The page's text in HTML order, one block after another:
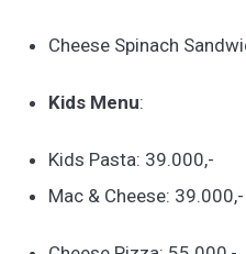
Cheese Spinach
Kids Menu:
Kids Pasta: 39.000,-
Mac & Cheese: 39.000,-